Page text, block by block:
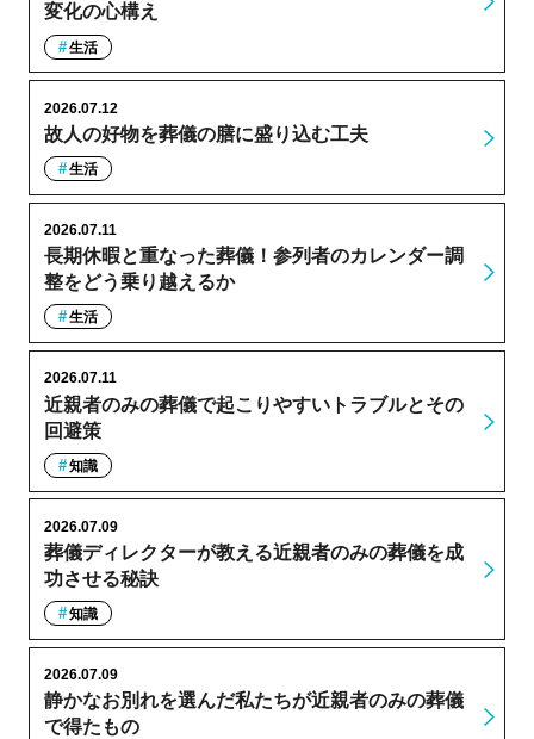
変化の心構え
生活
故人の好物を葬儀の膳に盛り込む工夫
2026.07.12
生活
長期休暇と重なった葬儀！参列者のカレンダー調
整をどう乗り越えるか
2026.07.11
生活
近親者のみの葬儀で起こりやすいトラブルとその
回避策
2026.07.11
知識
葬儀ディレクターが教える近親者のみの葬儀を成
功させる秘訣
2026.07.09
知識
静かなお別れを選んだ私たちが近親者のみの葬儀
で得たもの
2026.07.09